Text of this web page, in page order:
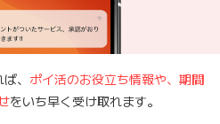
、 ポイ活のお役立ち情報や、期間
をいち早く受け取れます。